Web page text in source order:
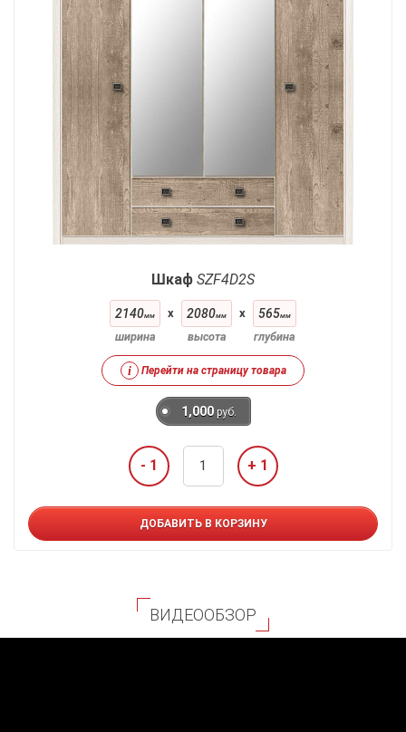
Шкаф SZF4D2S
2140мм
ширина
x 2080мм
высота
x 565мм
глубина
i Перейти на страницу товара
1,000 руб.
- 1 + 1
ДОБАВИТЬ В КОРЗИНУ
ВИДЕООБЗОР